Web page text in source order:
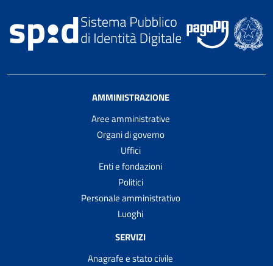
AMMINISTRAZIONE
Aree amministrative
Organi di governo
Uffici
Enti e fondazioni
Politici
Personale amministrativo
Luoghi
SERVIZI
Anagrafe e stato civile